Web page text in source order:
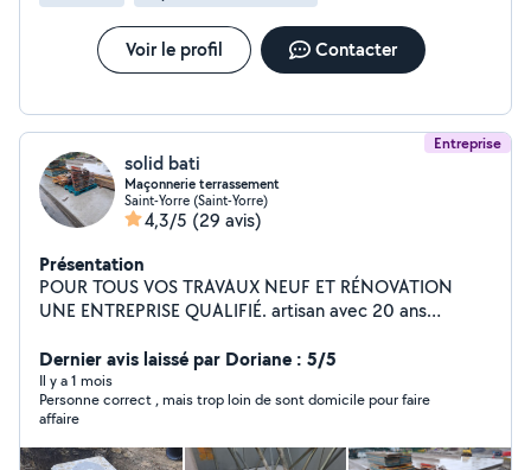
MAÇONNERIE Mur de soutènement,
escalier,clôture,dalle,terrasse, extension Nous
travaillons essentiellement avec des agent immobilier,
de commandes et nous faire connaître auprès du
demande
Voir le profil Contacter
Entreprise
solid bati
Maçonnerie terrassement
Saint-Yorre (Saint-Yorre)
4,3/5 (29 avis)
Présentation
POUR TOUS VOS TRAVAUX NEUF ET RÉNOVATION
UNE ENTREPRISE QUALIFIÉ. artisan avec 20 ans
générale.terrasse,mur de clôture,dalle ,chappe, piscine.
Terrassement, assainissement, agencement extérieur
,ect. travail soigné. INTERVENTION RAPIDE
Dernier avis laissé par Doriane : 5/5
Il y a 1 mois
Personne correct , mais trop loin de sont domicile pour faire
affaire